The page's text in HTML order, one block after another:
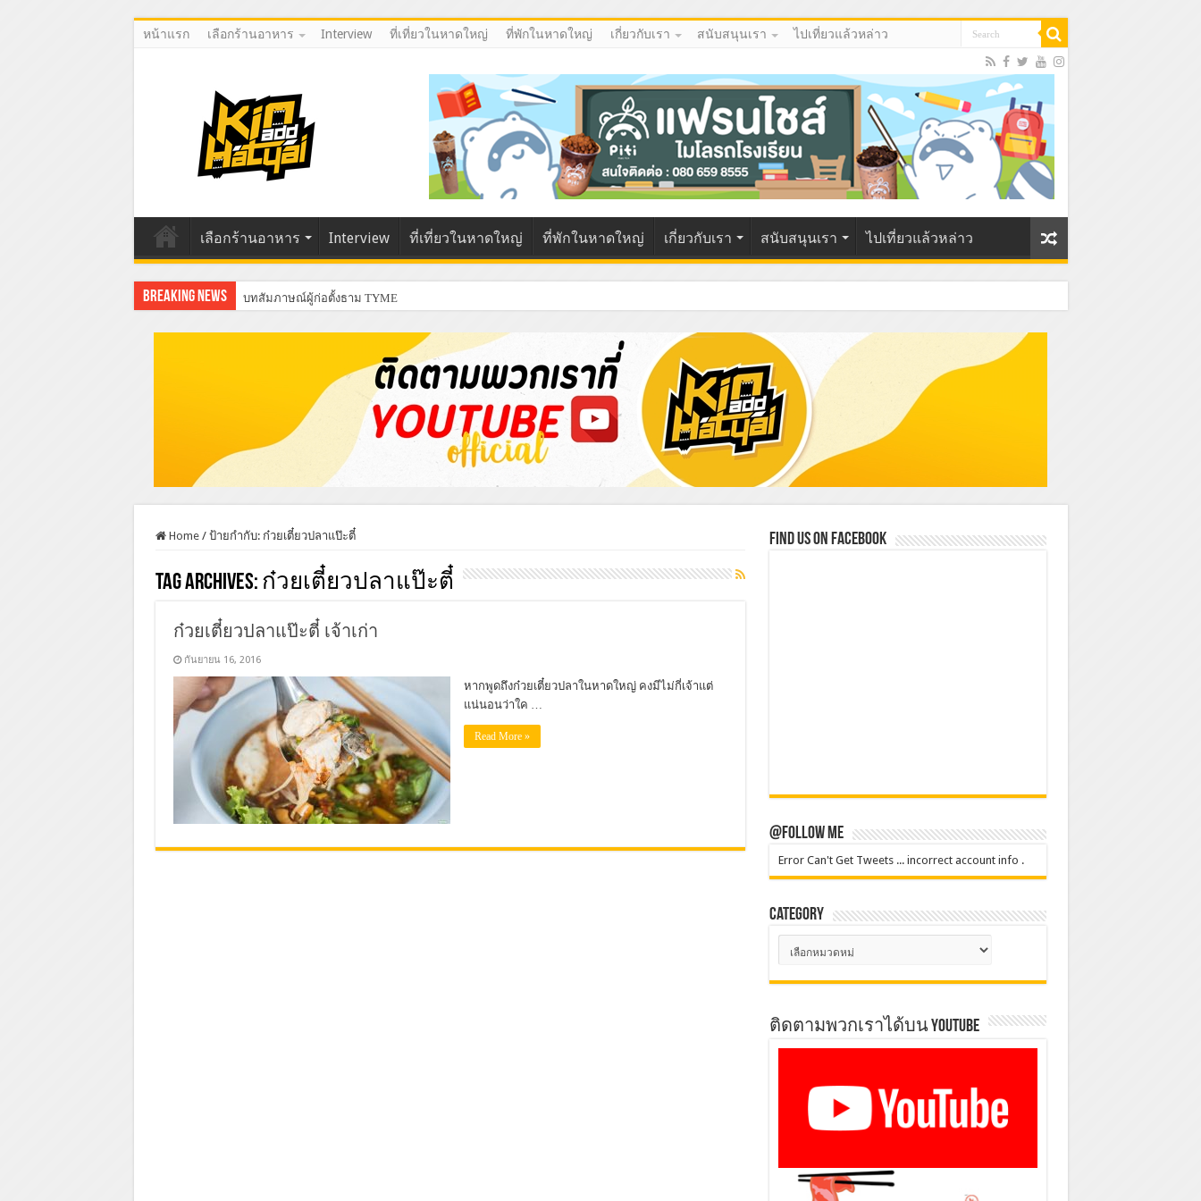
หน้าแรก เลือกร้านอาหาร Interview ที่เที่ยวในหาดใหญ่ ที่พักในหาดใหญ่ เกี่ยวกับเรา สนับสนุนเรา ไปเที่ยวแล้วหล่าว
เลือกร้านอาหาร Interview ที่เที่ยวในหาดใหญ่ ที่พักในหาดใหญ่ เกี่ยวกับเรา สนับสนุนเรา ไปเที่ยวแล้วหล่าว
Breaking News บทสัมภาษณ์ผู้ก่อตั้ง I YA SHABU
Home / ป้ายกำกับ: ก๋วยเตี๋ยวปลาแป๊ะตี๋
Tag Archives: ก๋วยเตี๋ยวปลาแป๊ะตี๋
ก๋วยเตี๋ยวปลาแป๊ะตี๋ เจ้าเก่า
กันยายน 16, 2016
หากพูดถึงก๋วยเตี๋ยวปลาในหาดใหญ่ คงมีไม่กี่เจ้าแต่
แน่นอนว่าใค …
Read More »
Find us on Facebook
@Follow Me
Error Can't Get Tweets ... incorrect account info .
Category
Category
ติดตามพวกเราได้บน YOUTUBE